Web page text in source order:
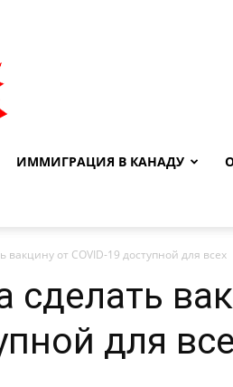
ИММИГРАЦИЯ В КАНАДУ
вакцину от COVID-19 доступной для всех
сделать
для